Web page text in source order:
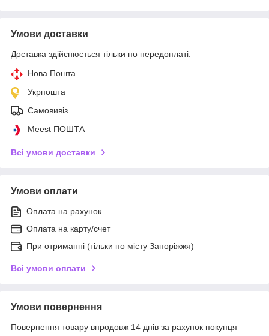
Умови доставки
Доставка здійснюється тільки по передоплаті.
Нова Пошта
Укрпошта
Самовивіз
Meest ПОШТА
Всі умови доставки
Умови оплати
Оплата на рахунок
Оплата на карту/счет
При отриманні (тільки по місту Запоріжжя)
Всі умови оплати
Умови повернення
Повернення товару впродовж 14 днів за рахунок покупця